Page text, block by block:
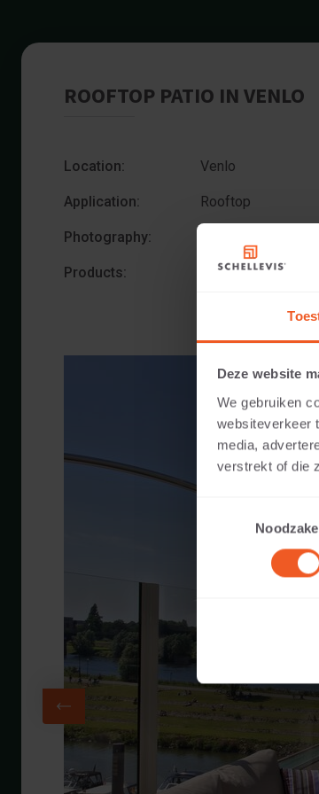
Deze website
We gebruiken
websiteverkeer
media,
verstrekt of die
ROOFTOP PATIO IN VENLO
Location: Venlo
Application: Rooftop
Photography:
Products: Large format slab